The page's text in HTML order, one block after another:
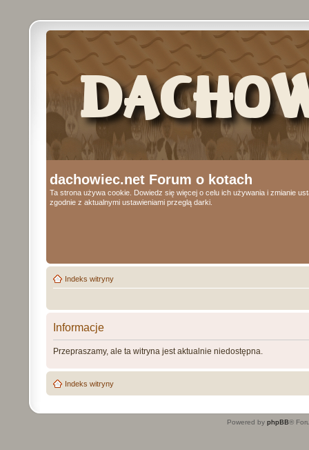
dachowiec.net Forum o kotach
Ta strona używa cookie. Dowiedz się więcej o celu ich używania i zmianie
zgodnie z aktualnymi ustawieniami przeglą darki.
Indeks witryny
Informacje
Przepraszamy, ale ta witryna jest aktualnie niedostępna.
Indeks witryny
Powered by phpBB®